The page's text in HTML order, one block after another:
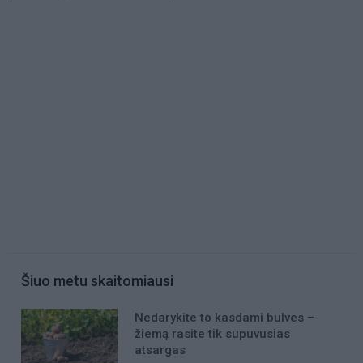
Šiuo metu skaitomiausi
Nedarykite to kasdami bulves –
žiemą rasite tik supuvusias
atsargas